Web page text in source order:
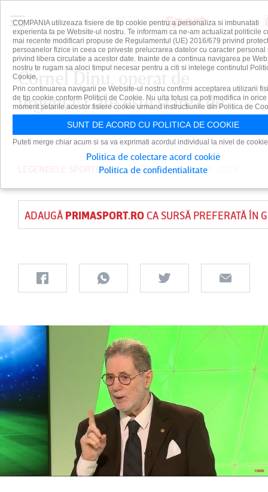
Cornel Dinu, operat de
urgenţă! Care este starea de
sănătate a ”Procurorului”
LEGENDELE SPORTULUI PUBLICAT PE 14 APR 2023
ADAUGĂ PRIMASPORT.ROCA SURSĂ PREFERATĂ ÎN
COMPANIA utilizeaza fisiere de tip cookie pentru a personaliza si imbunatati
experienta ta pe Website-ul nostru. Te informam ca ne-am actualizat politicile
mai recente modificari propuse de Regulamentul (UE) 2016/679 privind
persoanelor fizice in ceea ce priveste prelucrarea datelor cu caracter personal
privind libera circulatie a acestor date. Inainte de a continua navigarea pe
nostru te rugam sa aloci timpul necesar pentru a citi si intelege continutul
Cookie.
Prin continuarea navigarii pe Website-ul nostru confirmi acceptarea utilizarii
de tip cookie conform Politicii de Cookie. Nu uita totusi ca poti modifica in orice
moment setarile acestor fisiere cookie urmand instructiunile din Politica de
SUNT DE ACORD CU POLITICA DE COOKIE
Puteti merge chiar acum si sa va exprimati acordul individual la nivel de
Politica de colectare acord cookie
Politica de confidentialitate